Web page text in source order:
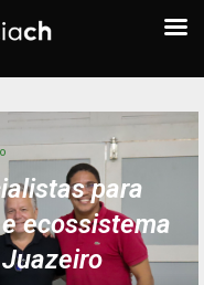
para
ecossistema